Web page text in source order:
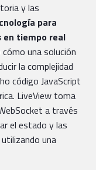
y las
para
tiempo real
una solución
la complejidad
código JavaScript
LiveView toma
a través
el estado y las
una